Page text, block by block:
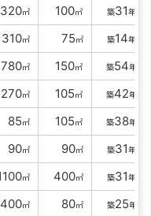
320㎡ 100㎡ 築31年
310㎡ 75㎡ 築14年
780㎡ 150㎡ 築54年
270㎡ 105㎡ 築42年
85㎡ 105㎡ 築38年
90㎡ 90㎡ 築31年
㎡ 400㎡ 築31年
400㎡ 80㎡ 築25年